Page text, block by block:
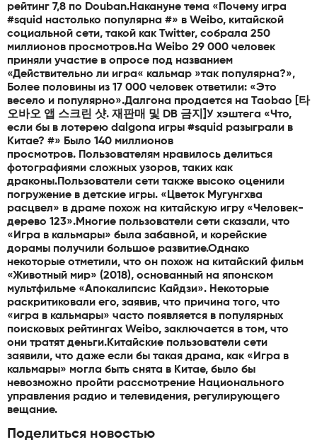
рейтинг 7,8 по Douban.Накануне тема «Почему игра
#squid настолько популярна #» в Weibo, китайской
социальной сети, такой как Twitter, собрала 250
миллионов просмотров.На Weibo 29 000 человек
приняли участие в опросе под названием
«Действительно ли игра« кальмар »так популярна?»,
Более половины из 17 000 человек ответили: «Это
весело и популярно».Далгона продается на Taobao [타
오바오 앱 스크린 샷. 재판매 및 DB 금지]У хэштега «Что,
если бы в лотерею dalgona игры #squid разыграли в
Китае? #» Было 140 миллионов
просмотров. Пользователям нравилось делиться
фотографиями сложных узоров, таких как
драконы.Пользователи сети также высоко оценили
погружение в детские игры. «Цветок Мугунгхва
расцвел» в драме похож на китайскую игру «Человек-
дерево 123».Многие пользователи сети сказали, что
«Игра в кальмары» была забавной, и корейские
дорамы получили большое развитие.Однако
некоторые отметили, что он похож на китайский фильм
«Животный мир» (2018), основанный на японском
мультфильме «Апокалипсис Кайдзи». Некоторые
раскритиковали его, заявив, что причина того, что
«игра в кальмары» часто появляется в популярных
поисковых рейтингах Weibo, заключается в том, что
они тратят деньги.Китайские пользователи сети
заявили, что даже если бы такая драма, как «Игра в
кальмары» могла быть снята в Китае, было бы
невозможно пройти рассмотрение Национального
управления радио и телевидения, регулирующего
вещание.
Поделиться новостью